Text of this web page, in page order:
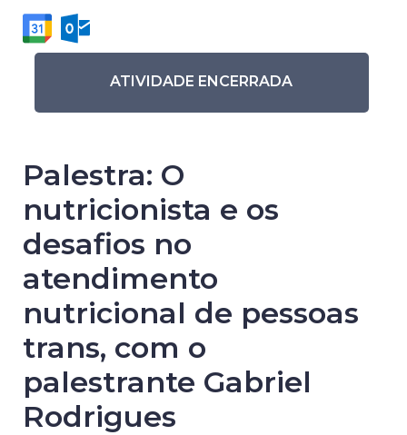
ATIVIDADE ENCERRADA
Palestra: O
nutricionista e os
desafios no
atendimento
nutricional de pessoas
trans, com o
palestrante Gabriel
Rodrigues